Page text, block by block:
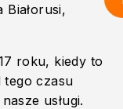
Białorusi,
roku, kiedy to
tego czasu
usługi.